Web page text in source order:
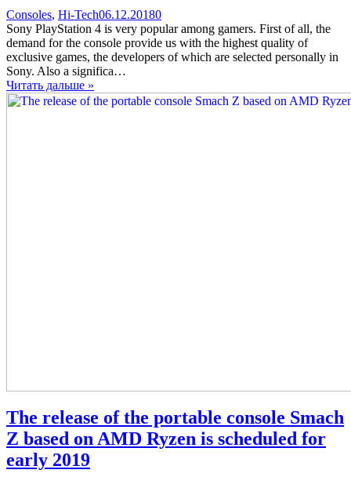
Categories
Consoles, Hi-TechPosted
on
06.12.20180comments
on
Nintendo
Switch
Sony
Sony PlayStation 4 is very popular among gamers. First of all, the
demand for the console provide us with the highest quality of
exclusive games, the developers of which are selected personally in
Sony. Also a significa…
Читать дальше »
The release of the portable console Smach
Z based on AMD Ryzen is scheduled for
early 2019